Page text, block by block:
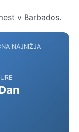
v Barbados.
NAJNIŽJA